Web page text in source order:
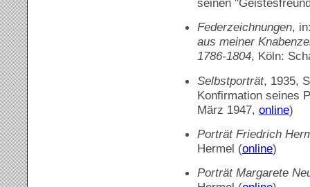
Federzeichnungen,
aus meiner
1786-1804, Köln:
Selbstporträt, 1935,
Konfirmation seines
März 1947, online)
Porträt Friedrich
Hermel (online)
Porträt Margarete